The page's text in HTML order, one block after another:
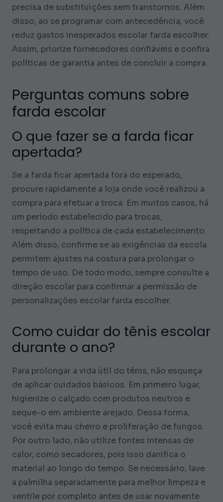
precisa de substituições sem transtornos. Além
disso, ao se programar com antecedência, você
reduz gastos inesperados escolar farda escolher.
Assim, priorize fornecedores confiáveis e confira
políticas de garantia antes de concluir a compra.
Perguntas comuns sobre
farda escolar
O que fazer se a farda ficar
apertada?
Se a farda ficar apertada fora do esperado,
procure rapidamente a loja onde você realizou a
compra para efetuar a troca. Em muitos casos, há
um período estabelecido para trocas,
respeitando a política de cada estabelecimento.
Além disso, confirme se as exigências da escola
permitem ajustes na costura para prolongar o
tempo de uso. De todo modo, sempre consulte a
direção escolar para confirmar a permissão de
personalizações escolar farda escolher.
Como cuidar do tênis escolar
durante o ano?
Para prolongar a vida útil do tênis, não esqueça
de aplicar cuidados básicos. Em primeiro lugar,
higienize o calçado com produtos neutros e
seque-o em ambiente arejado. Dessa forma,
você evita mau cheiro e proliferação de fungos.
Por outro lado, não utilize fontes intensas de
calor, como secadores, pois isso danifica o
material ao longo do tempo. Se necessário, lave
a palmilha separadamente para melhor limpeza e
ventile por completo antes de usar novamente.